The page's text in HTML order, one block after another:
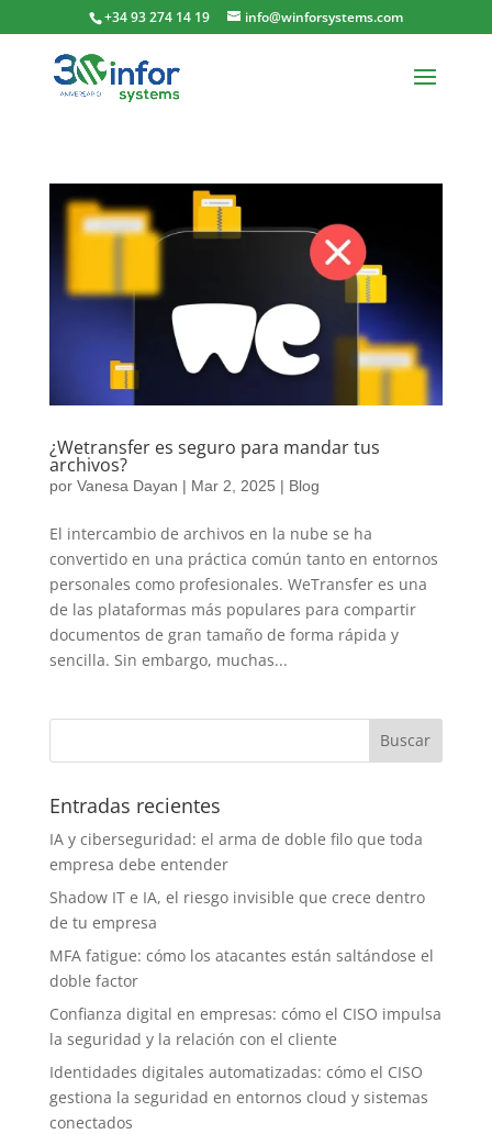
+34 93 274 14 19 info@winforsystems.com
¿Wetransfer es seguro para mandar tus
archivos?
por Vanesa Dayan | Mar 2, 2025 | Blog
El intercambio de archivos en la nube se ha
convertido en una práctica común tanto en entornos
personales como profesionales. WeTransfer es una
de las plataformas más populares para compartir
documentos de gran tamaño de forma rápida y
sencilla. Sin embargo, muchas...
Entradas recientes
IA y ciberseguridad: el arma de doble filo que toda
empresa debe entender
Shadow IT e IA, el riesgo invisible que crece dentro
de tu empresa
MFA fatigue: cómo los atacantes están saltándose el
doble factor
Confianza digital en empresas: cómo el CISO impulsa
la seguridad y la relación con el cliente
Identidades digitales automatizadas: cómo el CISO
gestiona la seguridad en entornos cloud y sistemas
conectados